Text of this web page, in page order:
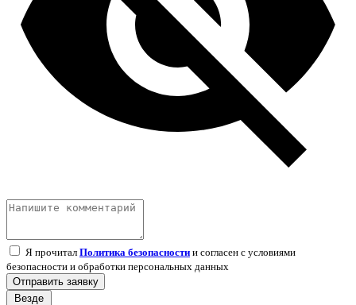
Я прочитал Политика безопасности и согласен с условиями
безопасности и обработки персональных данных
Отправить заявку
Везде